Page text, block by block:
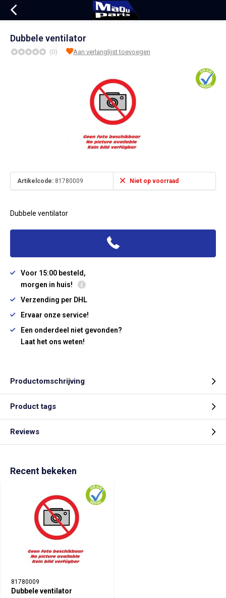
Dubbele ventilator
(0) Aan verlanglijst toevoegen
Artikelcode: 81780009 Niet op voorraad
Dubbele ventilator
Voor 15:00 besteld,
morgen in huis!
Verzending per DHL
Ervaar onze service!
Een onderdeel niet gevonden?
Laat het ons weten!
Productomschrijving
Product tags
Reviews
Recent bekeken
81780009
Dubbele ventilator